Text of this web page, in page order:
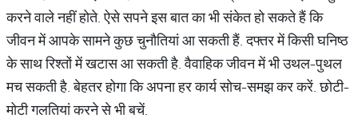
करने वाले नहीं होते. ऐसे सपने इस बात का भी संकेत हो सकते हैं कि
जीवन में आपके सामने कुछ चुनौतियां आ सकती हैं. दफ्तर में किसी घनिष्ठ
के साथ रिश्तों में खटास आ सकती है. वैवाहिक जीवन में भी उथल-पुथल
मच सकती है. बेहतर होगा कि अपना हर कार्य सोच-समझ कर करें. छोटी-
मोटी गलतियां करने से भी बचें.